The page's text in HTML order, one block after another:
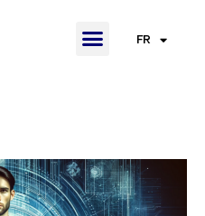
FR
EN